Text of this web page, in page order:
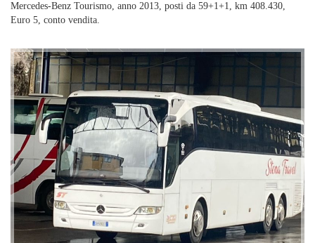
Mercedes-Benz Tourismo, anno 2013, posti da 59+1+1, km 408.430,
Euro 5, conto vendita.